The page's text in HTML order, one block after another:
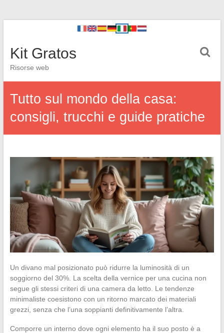
Kit Gratos
Risorse web
Tutto sul mondo della casa:
consigli, trucchi e guide pratiche
Un divano mal posizionato può ridurre la luminosità di un
soggiorno del 30%. La scelta della vernice per una cucina non
segue gli stessi criteri di una camera da letto. Le tendenze
minimaliste coesistono con un ritorno marcato dei materiali
grezzi, senza che l’una soppianti definitivamente l’altra.
Comporre un interno dove ogni elemento ha il suo posto è a